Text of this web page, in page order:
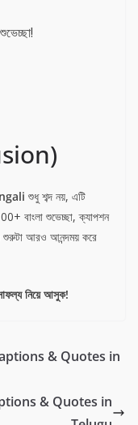
শুধু শব্দ নয়, এটি
বাংলা শুভেচ্ছা, ক্যাপশন
শুরুটা আরও আনন্দময় করে
নিয়ে আসুক!
& Quotes in
& Quotes in